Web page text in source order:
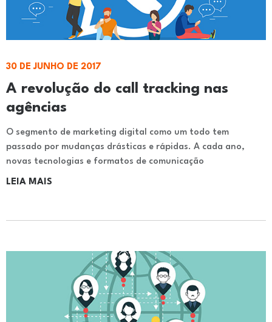
A revolução do call tracking nas
agências
30 DE JUNHO DE 2017
O segmento de marketing digital como um todo tem
passado por mudanças drásticas e rápidas. A cada ano,
novas tecnologias e formatos de comunicação
LEIA MAIS